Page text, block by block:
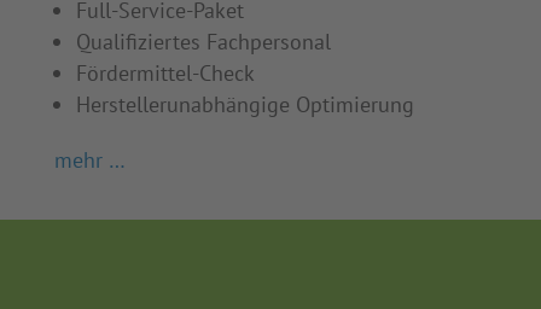
Full-Service-Paket
Qualifiziertes Fachpersonal
Fördermittel-Check
Herstellerunabhängige Optimierung
mehr …